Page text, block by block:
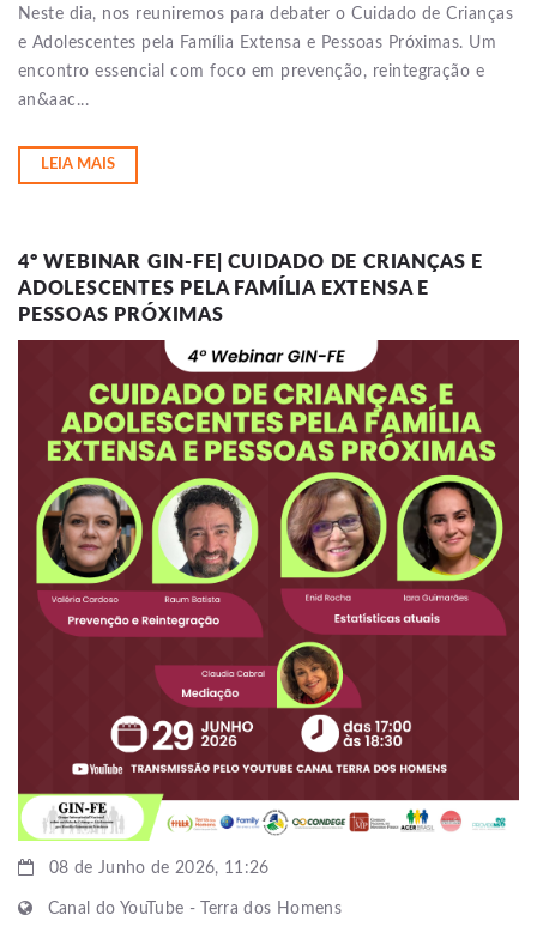
Neste dia, nos reuniremos para debater o Cuidado de Crianças
e Adolescentes pela Família Extensa e Pessoas Próximas. Um
encontro essencial com foco em prevenção, reintegração e
an&aac...
LEIA MAIS
4º WEBINAR GIN-FE| CUIDADO DE CRIANÇAS E
ADOLESCENTES PELA FAMÍLIA EXTENSA E
PESSOAS PRÓXIMAS
08 de Junho de 2026, 11:26
Canal do YouTube - Terra dos Homens